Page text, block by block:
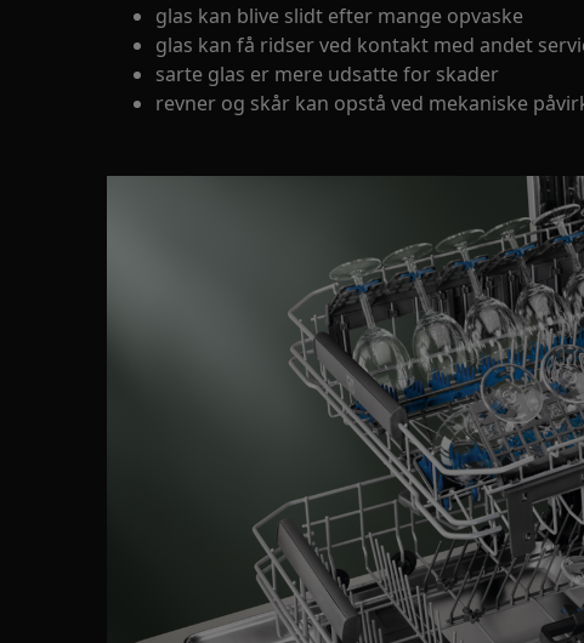
glas kan blive slidt efter mange opvaske
glas kan få ridser ved kontakt med andet
sarte glas er mere udsatte for skader
revner og skår kan opstå ved mekaniske